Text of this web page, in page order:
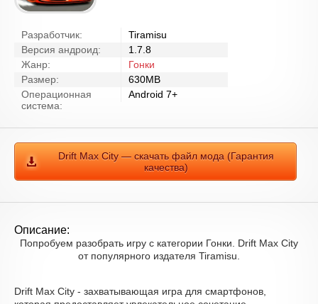
Разработчик:
Tiramisu
Версия андроид:
1.7.8
Жанр:
Гонки
Размер:
630MB
Операционная
система:
Android 7+
Drift Max City — скачать файл мода (Гарантия
качества)
Описание:
Попробуем разобрать игру с категории Гонки. Drift Max City
от популярного издателя Tiramisu.
Drift Max City - захватывающая игра для смартфонов,